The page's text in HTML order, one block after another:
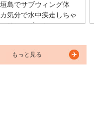
島でサブウィング体
気分で水中疾走しちゃ
リンスポーツ
ませんか？そう思った方！沖
海で体験できる新感覚のマリ
「サブウィング」にレッツト
もっと見る